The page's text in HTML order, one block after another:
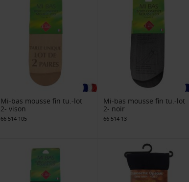
Mi-bas mousse fin tu.-lot
2- vison
66 514 105
Mi-bas mousse fin tu.-lot
2- noir
66 514 13